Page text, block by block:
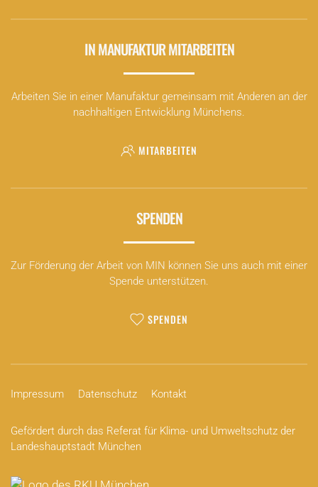
IN MANUFAKTUR MITARBEITEN
Arbeiten Sie in einer Manufaktur gemeinsam mit Anderen an der
nachhaltigen Entwicklung Münchens.
MITARBEITEN
SPENDEN
Zur Förderung der Arbeit von MIN können Sie uns auch mit einer
Spende unterstützen.
SPENDEN
Impressum Datenschutz Kontakt
Gefördert durch das Referat für Klima- und Umweltschutz der
Landeshauptstadt München